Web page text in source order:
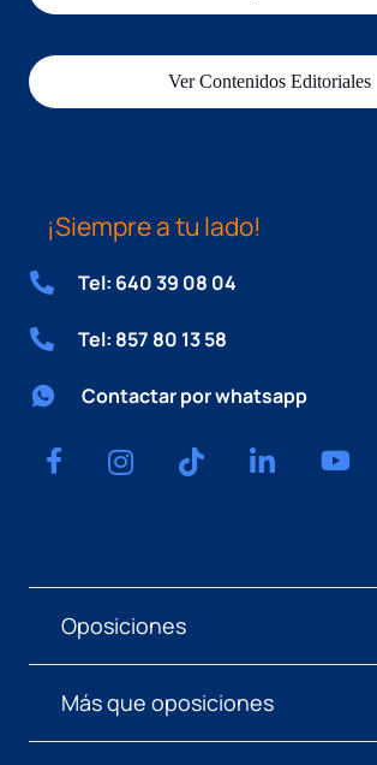
Ver Contenidos Editoriales
¡Siempre a tu lado!
Tel: 640 39 08 04
Tel: 857 80 13 58
Contactar por whatsapp
Oposiciones
Más que oposiciones